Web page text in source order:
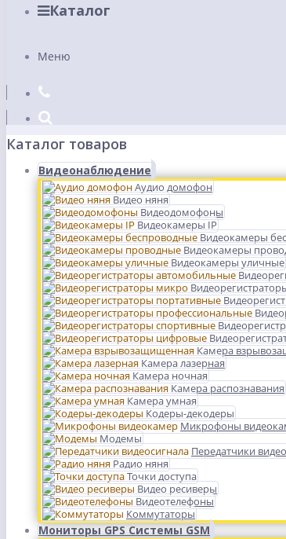
Каталог
Меню
Каталог товаров
Видеонаблюдение
Аудио домофон
Видео няня
Видеодомофоны
Видеокамеры IP
Видеокамеры
Видеокамеры
Видеокамеры уличные
Камера
Камера лазерная
Камера ночная
Камера распознавания
Камера умная
Кодеры-декодеры
Микрофоны
Модемы
Передатчики
Радио няня
Точки доступа
Видео ресиверы
Видеотелефоны
Коммутаторы
Мониторы GPS Системы GSM